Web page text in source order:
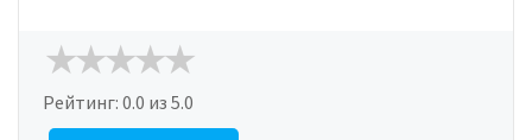
Рейтинг: 0.0 из 5.0